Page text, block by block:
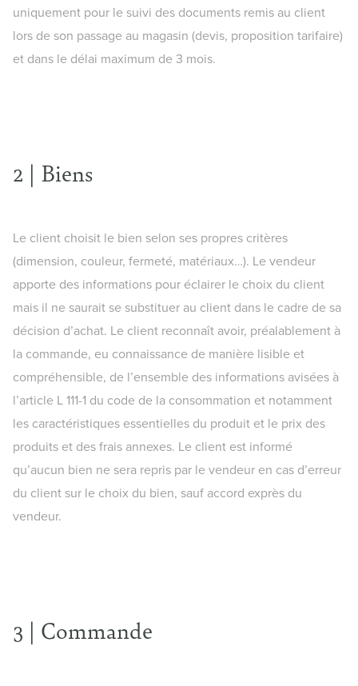
uniquement pour le suivi des documents remis au client
lors de son passage au magasin (devis, proposition tarifaire)
et dans le délai maximum de 3 mois.
2 | Biens
Le client choisit le bien selon ses propres critères
(dimension, couleur, fermeté, matériaux…). Le vendeur
apporte des informations pour éclairer le choix du client
mais il ne saurait se substituer au client dans le cadre de sa
décision d’achat. Le client reconnaît avoir, préalablement à
la commande, eu connaissance de manière lisible et
compréhensible, de l’ensemble des informations avisées à
l’article L 111-1 du code de la consommation et notamment
les caractéristiques essentielles du produit et le prix des
produits et des frais annexes. Le client est informé
qu’aucun bien ne sera repris par le vendeur en cas d’erreur
du client sur le choix du bien, sauf accord exprès du
vendeur.
3 | Commande